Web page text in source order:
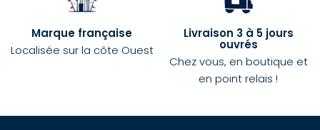
Marque française
Localisée sur la côte Ouest
Livraison 3 à 5 jours
ouvrés
Chez vous, en boutique et
en point relais !